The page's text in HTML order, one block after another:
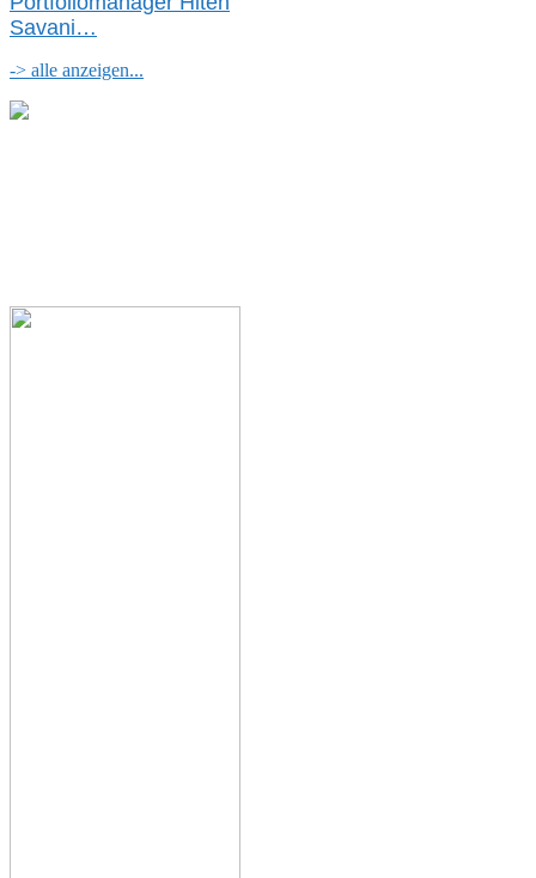
Savani…
-> alle anzeigen...